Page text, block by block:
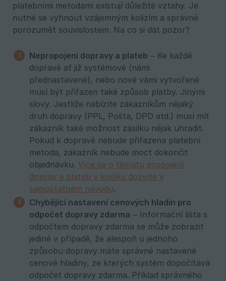
platebními metodami existují důležité vztahy. Je
nutné se vyhnout vzájemným kolizím a správně
porozumět souvislostem. Na co si dát pozor?
Nepropojení dopravy a plateb – Ke každé
dopravě ať již systémové (námi
přednastavené), nebo nové vámi vytvořené
musí být přiřazen také způsob platby. Jinými
slovy. Jestliže nabízíte zákazníkům nějaký
druh dopravy (PPL, Pošta, DPD atd.) musí mít
zákazník také možnost zásilku nějak uhradit.
Pokud k dopravě nebude přiřazena platební
metoda, zákazník nebude moct dokončit
objednávku. Více se o tématu propojení
doprav a plateb v košíku dozvíte v
samostatném návodu.
Chybějící nastavení cenových hladin pro
odpočet dopravy zdarma – Informační lišta s
odpočtem dopravy zdarma se může zobrazit
jedině v případě, že alespoň u jednoho
způsobu dopravy máte správně nastavené
cenové hladiny, ze kterých systém dopočítává
odpočet dopravy zdarma. Příklad správného